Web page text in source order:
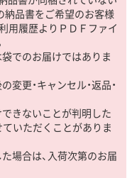
納品書をご希望のお客様
用履歴よりＰＤＦファイ
でのお届けではありま
変更・キャンセル・返品・
きないことが判明した
いただくことがありま
場合は、入荷次第のお届